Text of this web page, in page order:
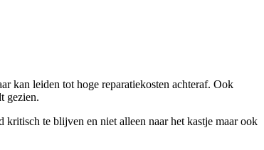
kan leiden tot hoge reparatiekosten achteraf. Ook
gezien.
te blijven en niet alleen naar het kastje maar ook